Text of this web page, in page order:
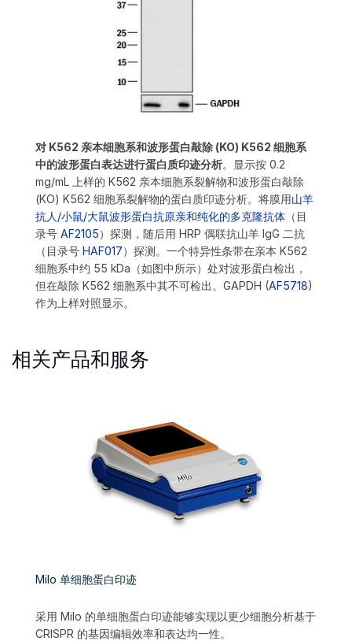
对 K562 亲本细胞系和波形蛋白敲除 (KO) K562 细胞系
中的波形蛋白表达进行蛋白质印迹分析。显示按 0.2
mg/mL 上样的 K562 亲本细胞系裂解物和波形蛋白敲除
(KO) K562 细胞系裂解物的蛋白质印迹分析。将膜用山羊
抗人/小鼠/大鼠波形蛋白抗原亲和纯化的多克隆抗体 （目
录号 AF2105）探测，随后用 HRP 偶联抗山羊 IgG 二抗
（目录号 HAF017）探测。一个特异性条带在亲本 K562
细胞系中约 55 kDa（如图中所示）处对波形蛋白检出，
但在敲除 K562 细胞系中其不可检出。GAPDH (AF5718)
作为上样对照显示。
相关产品和服务
Milo 单细胞蛋白印迹
采用 Milo 的单细胞蛋白印迹能够实现以更少细胞分析基于
CRISPR 的基因编辑效率和表达均一性。